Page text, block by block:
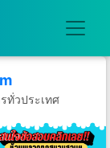
ทั่วประเทศ